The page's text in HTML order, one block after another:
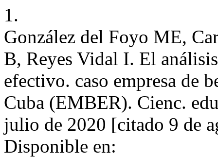
1.
González del Foyo ME,
B, Reyes Vidal I. El
efectivo. caso empresa de
Cuba (EMBER). Cienc.
julio de 2020 [citado 9 de
Disponible en: